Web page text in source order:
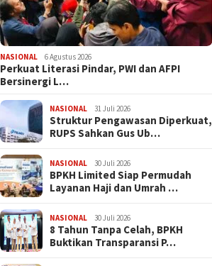
NASIONAL 6 Agustus 2026
Perkuat Literasi Pindar, PWI dan AFPI
Bersinergi L…
NASIONAL 31 Juli 2026
​Struktur Pengawasan Diperkuat,
RUPS Sahkan Gus Ub…
NASIONAL 30 Juli 2026
BPKH Limited Siap Permudah
Layanan Haji dan Umrah …
NASIONAL 30 Juli 2026
​8 Tahun Tanpa Celah, BPKH
Buktikan Transparansi P…